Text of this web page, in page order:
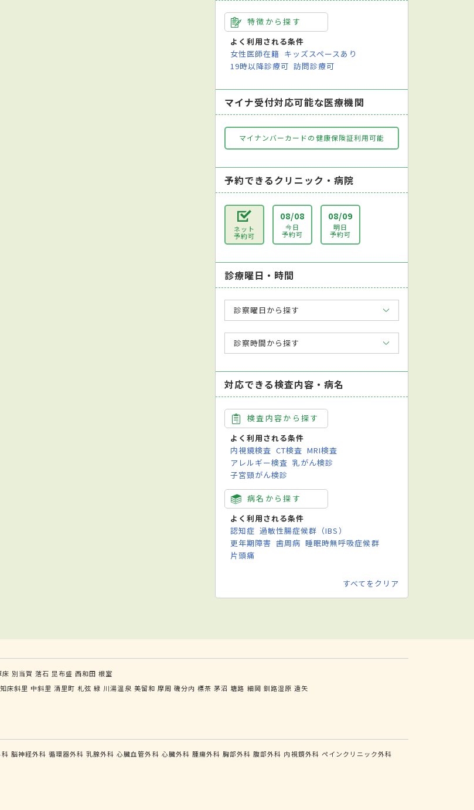
特徴から探す
よく利用される条件
女性医師在籍 キッズスペースあり
19時以降診療可 訪問診療可
マイナ受付対応可能な医療機関
マイナンバーカードの健康保険証利用可能
予約できるクリニック・病院
ネット
予約可
08/08
今日
予約可
08/09
明日
予約可
診療曜日・時間
診察曜日から探す
診察時間から探す
対応できる検査内容・病名
検査内容から探す
よく利用される条件
内視鏡検査 CT検査 MRI検査
アレルギー検査 乳がん検診
子宮頸がん検診
病名から探す
よく利用される条件
認知症 過敏性腸症候群（IBS）
更年期障害 歯周病 睡眠時無呼吸症候群
片頭痛
すべてをクリア
床 別当賀 落石 昆布盛 西和田 根室
知床斜里 中斜里 清里町 札弦 緑 川湯温泉 美留和 摩周 磯分内 標茶 茅沼 塘路 細岡 釧路湿原 遠矢
脳神経外科 循環器外科 乳腺外科 心臓血管外科 心臓外科 腫瘍外科 胸部外科 腹部外科 内視鏡外科 ペインクリニック外科